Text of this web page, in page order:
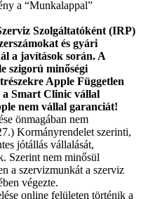
a “Munkalappal”
Szolgáltatóként (IRP)
és gyári
a javítások során. A
szigorú minőségi
Apple Független
a Smart Clinic vállal
nem vállal garanciát!
önmagában nem
Kormányrendelet szerinti,
jótállás vállalását,
Szerint nem minősül
a szervizmunkát a szerviz
végezte.
online felületen történik a